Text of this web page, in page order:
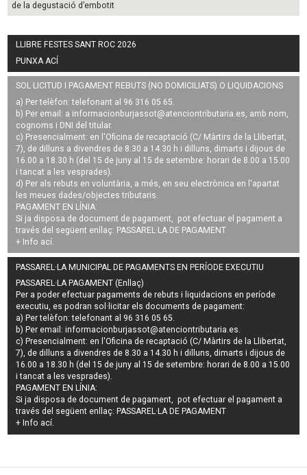
de la degustació d’embotit
LLIBRE FESTES SANT ROC 2026
PUNXA ACÍ
SOL·LICITUD I PAGAMENT REBUTS (NO DOMICILIATS) O LIQUIDACIONS
a) Per telèfon: telefonant al 96 316 05 65.
b) Per email: a informacionburjassot@atenciontributaria.es, amb nom,
cognoms i DNI del titular.
c) Presencialment: en l'Oficina de recaptació (C/ Màrtirs de la Llibertat,
7), de dilluns a divendres de 8.30 a 14.30 h i dilluns, dimarts i dijous de
16.00 a 18.30 h (del 15 de juny al 15 de setembre: horari de 8.00 a 15.00
i tancat a les vesprades).
d) Per als rebuts en voluntària, a més, en seu electrònica en l'apartat
les meues dades/objectes tributaris.
PAGAMENT EN LÍNIA:
Si ja disposa de document de pagament, pot efectuar el pagament a
través del següent enllaç: PASSAREL·LA DE PAGAMENT
+ Info ací.
PASSAREL·LA MUNICIPAL DE PAGAMENTS EN PERÍODE EXECUTIU
PASSAREL·LA PAGAMENT (Enllaç)
Per a poder efectuar pagaments derebuts i liquidacions en període
executiu, es podran sol·licitar els documents de pagament:
a) Per telèfon: telefonant al 96 316 05 65.
b) Per email:informacionburjassot@atenciontributaria.es.
c) Presencialment: en l'Oficina de recaptació (C/ Màrtirs de la Llibertat,
7), de dilluns a divendres de 8.30 a 14.30 h i dilluns, dimarts i dijous de
16.00 a 18.30 h (del 15 de juny al 15 de setembre: horari de 8.00 a 15.00
i tancat a les vesprades).
PAGAMENT EN LÍNIA:
Si ja disposa de document de pagament, pot efectuar el pagament a
través del següent enllaç: PASSAREL·LA DE PAGAMENT
+ Info ací.